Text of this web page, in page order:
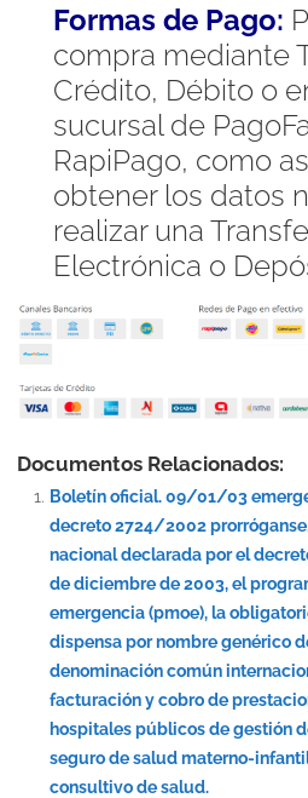
Formas de Pago:
compra mediante
Crédito, Débito o
sucursal de
RapiPago, como
obtener los datos
realizar una
Electrónica o
Documentos Relacionados:
Boletín oficial. 09/01/03
decreto 2724/2002
nacional declarada por el
de diciembre de 2003, el
emergencia (pmoe), la
dispensa por nombre genérico
denominación común
facturación y cobro de
hospitales públicos de gestión
seguro de salud materno-
consultivo de salud.